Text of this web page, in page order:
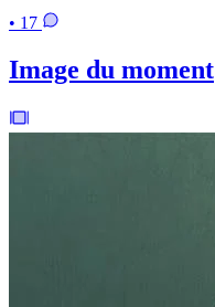
• 17
Image du moment